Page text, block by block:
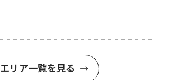
エリア一覧を見る